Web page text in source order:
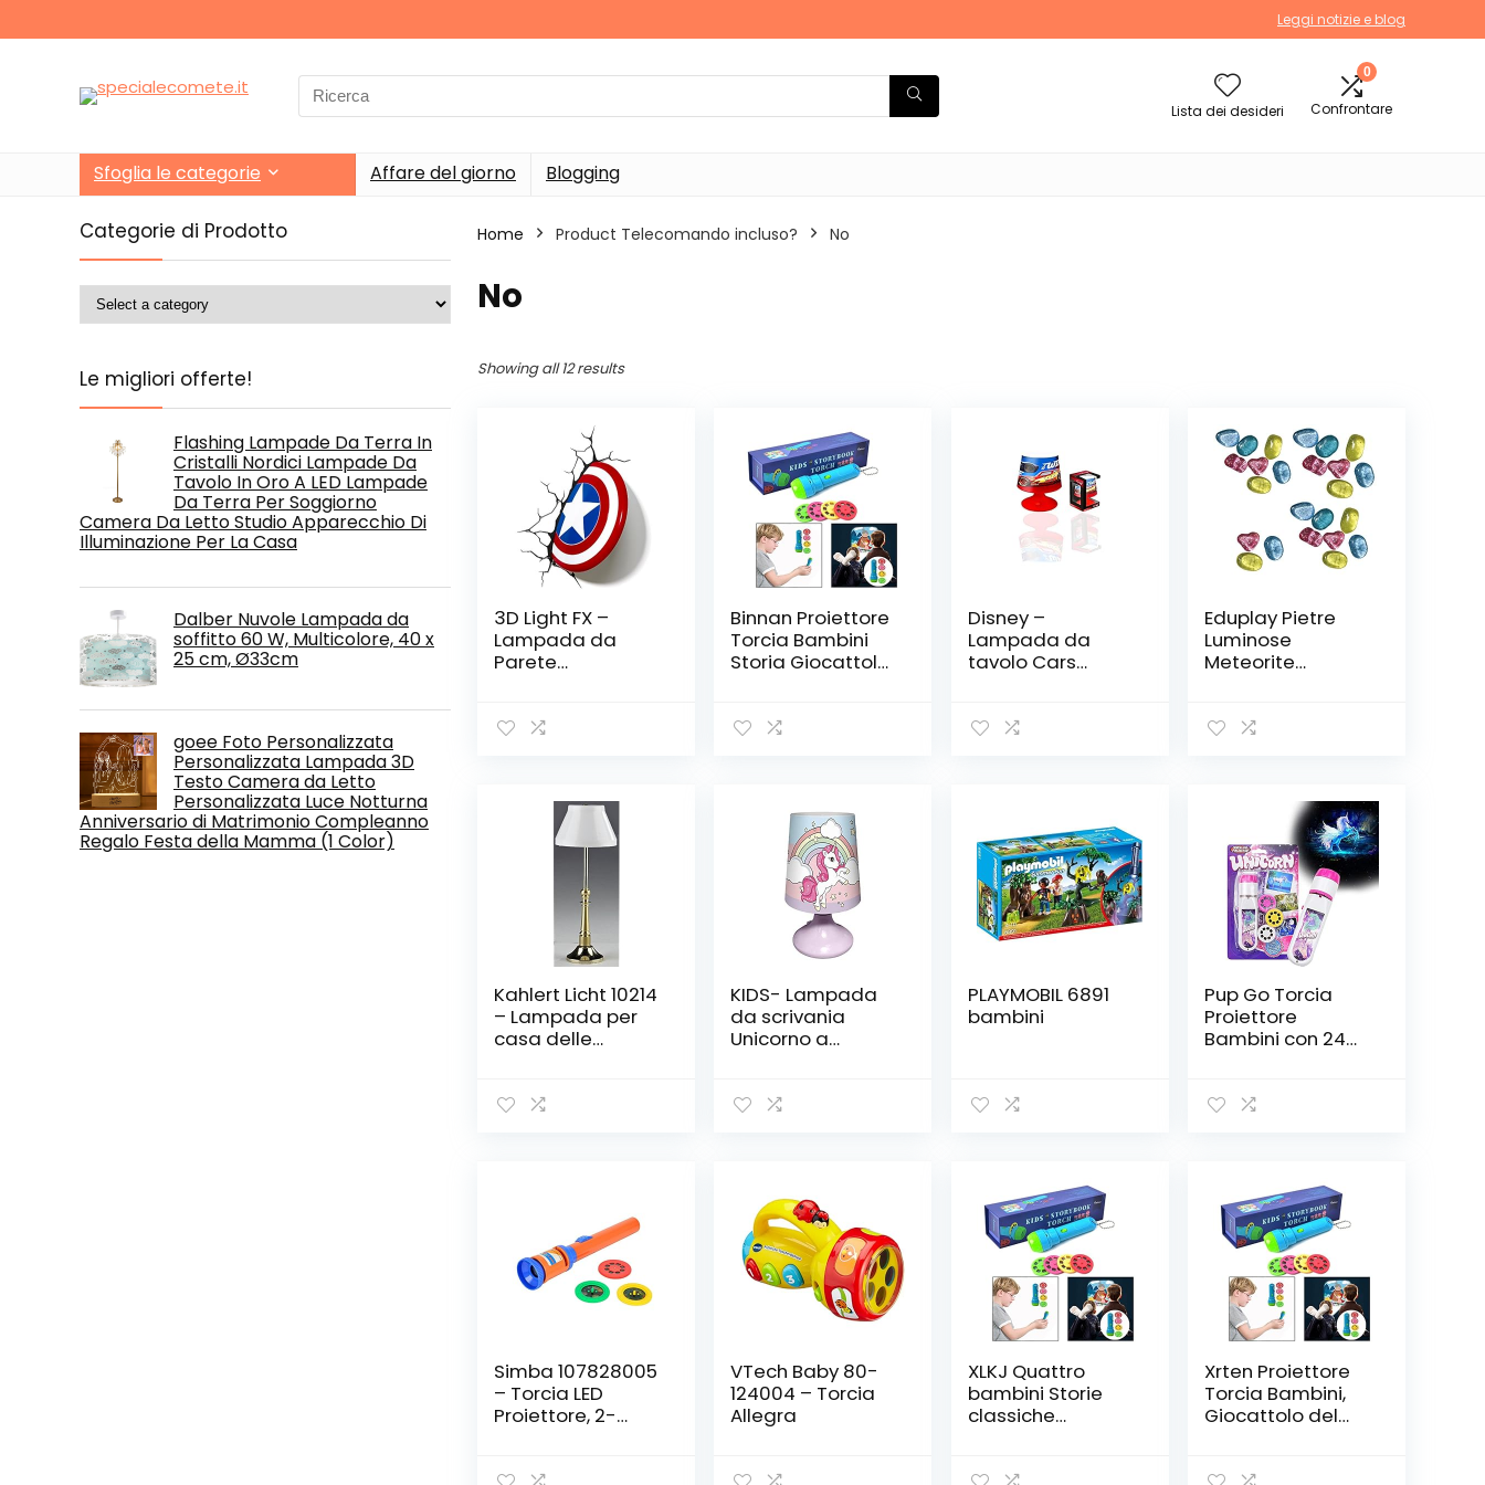
Leggi notizie e blog
Search
for:
Lista dei desideri
0
Confrontare
Sfoglia le categorie Affare del giorno Blogging
Categorie di Prodotto
Le migliori offerte!
Flashing Lampade Da Terra In
Cristalli Nordici Lampade Da
Tavolo In Oro A LED Lampade
Da Terra Per Soggiorno
Camera Da Letto Studio Apparecchio Di
Illuminazione Per La Casa
Dalber Nuvole Lampada da
soffitto 60 W, Multicolore, 40 x
25 cm, Ø33cm
goee Foto Personalizzata
Personalizzata Lampada 3D
Testo Camera da Letto
Personalizzata Luce Notturna
Anniversario di Matrimonio Compleanno
Regalo Festa della Mamma (1 Color)
Home Product Telecomando incluso? ‎No
‎No
Showing all 12 results
3D Light FX –
Lampada da
Parete
di Capitan
Binnan Proiettore
Torcia Bambini
Storia Giocattolo
Storie Classiche
Disney –
Lampada da
tavolo Cars
Eduplay Pietre
Luminose
Meteorite
Situato A 24 Parti
Kahlert Licht 10214
– Lampada per
casa delle
Paralume in
KIDS- Lampada
da scrivania
Unicorno a
(KL10079)
PLAYMOBIL 6891
bambini
Pup Go Torcia
Proiettore
Bambini con 24
Diapositive Torcia
tue Storie, Regali
Fiabe Bambina 3+
Anni (Unicorno)
Simba 107828005
– Torcia LED
Proiettore, 2-
VTech Baby 80-
124004 – Torcia
Allegra
XLKJ Quattro
bambini Storie
classiche
Xrten Proiettore
Torcia Bambini,
Giocattolo del